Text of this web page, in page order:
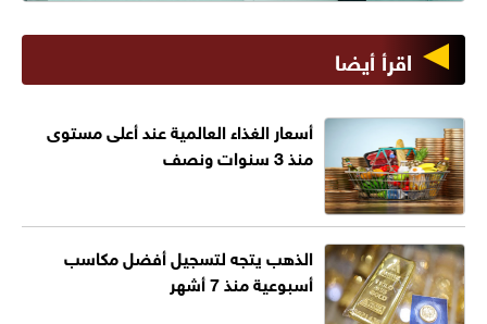
اقرأ أيضا
أسعار الغذاء العالمية عند أعلى مستوى
منذ 3 سنوات ونصف
الذهب يتجه لتسجيل أفضل مكاسب
أسبوعية منذ 7 أشهر